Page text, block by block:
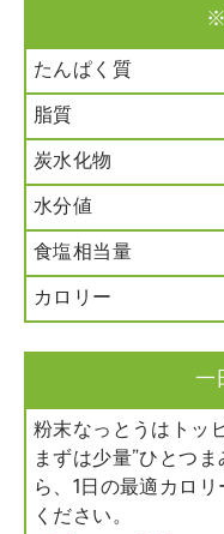
※
たんぱく質
脂質
炭水化物
水分値
食塩相当量
カロリー
一
粉末なっとうはトッ
まずは少量”ひとつ
ら、1日の最適カロ
ください。